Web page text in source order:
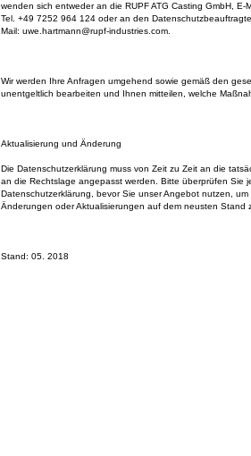
wenden sich entweder an die RUPF ATG Casting GmbH, E-
Tel. +49 7252 964 124 oder an den
Mail: uwe.hartmann@rupf-industries.com.
Wir werden Ihre Anfragen umgehend sowie gemäß den
unentgeltlich bearbeiten und Ihnen mitteilen, welche
Aktualisierung und Änderung
Die Datenschutzerklärung muss von Zeit zu Zeit an die
an die Rechtslage angepasst werden. Bitte überprüfen Sie
Datenschutzerklärung, bevor Sie unser Angebot nutzen, um
Änderungen oder Aktualisierungen auf dem neusten Stand
Stand: 05. 2018